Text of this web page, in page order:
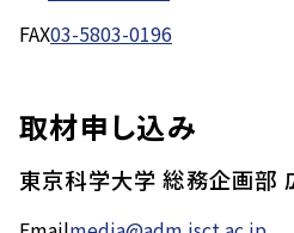
FAX03-5803-0196
取材申し込み
東京科学大学 総務企画部